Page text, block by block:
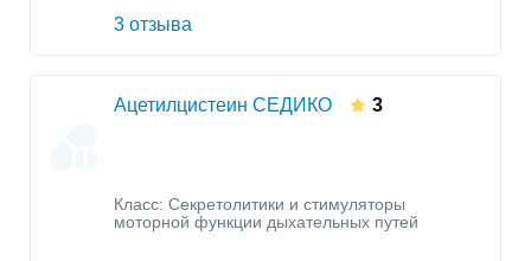
3 отзыва
Ацетилцистеин СЕДИКО 3
Класс: Секретолитики и стимуляторы
моторной функции дыхательных путей